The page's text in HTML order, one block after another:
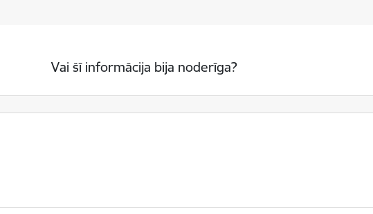
Vai šī informācija bija noderīga?